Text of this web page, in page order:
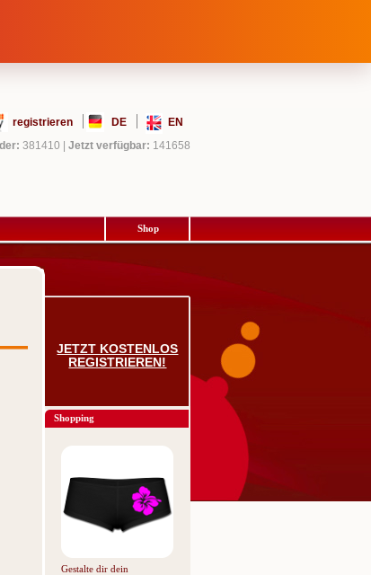
registrieren DE
EN
381410 Jetzt verfügbar: 141658
Shop
JETZT KOSTENLOS
REGISTRIEREN!
Shopping
Gestalte dir dein